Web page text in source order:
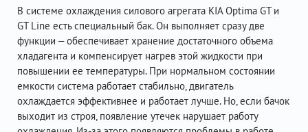
В системе охлаждения силового агрегата KIA Optima GT и
GT Line есть специальный бак. Он выполняет сразу две
функции – обеспечивает хранение достаточного объема
хладагента и компенсирует нагрев этой жидкости при
повышении ее температуры. При нормальном состоянии
емкости система работает стабильно, двигатель
охлаждается эффективнее и работает лучше. Но, если бачок
выходит из строя, появление утечек нарушает работу